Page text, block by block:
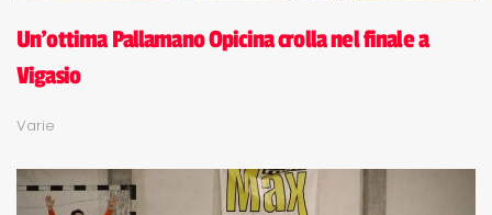
Un'ottima Pallamano Opicina crolla nel finale a
Vigasio
Varie